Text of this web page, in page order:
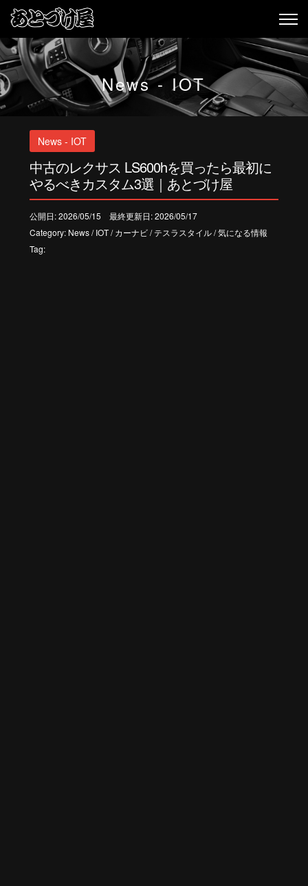
News - IOT
News - IOT
中古のレクサス LS600hを買ったら最初に
やるべきカスタム3選｜あとづけ屋
公開日: 2026/05/15 最終更新日: 2026/05/17
Category: News/IOT/カーナビ/テスラスタイル/気になる情報
Tag: